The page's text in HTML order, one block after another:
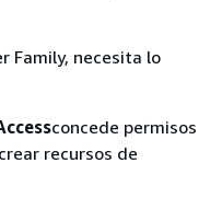
Family, necesita lo
concede permisos
recursos de